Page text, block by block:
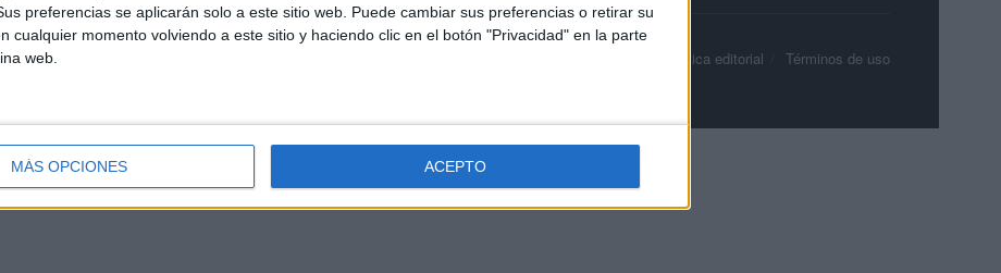
preferencias se aplicarán solo a este sitio web. Puede cambiar sus preferencias o retirar su
cualquier momento volviendo a este sitio y haciendo clic en el botón "Privacidad" en la parte
web.
MÁS OPCIONES ACEPTO
Contacto Política editorial Términos de uso